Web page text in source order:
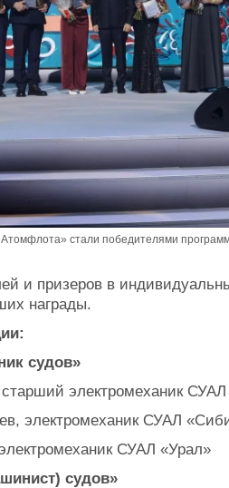
стали победителями
и призеров в
награды.
судов»
электромеханик СУАЛ
электромеханик СУАЛ
СУАЛ «Урал»
судов»